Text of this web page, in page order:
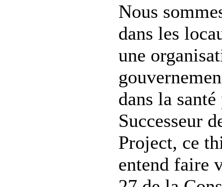
Nous
dans les
une
dans la
Successeur
Project, ce
entend faire